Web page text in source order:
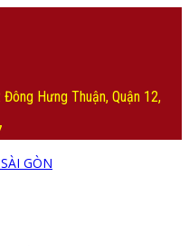
Hưng Thuận, Quận 12,